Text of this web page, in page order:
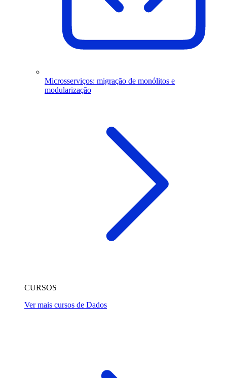
Microsserviços: migração de monólitos e
modularização
CURSOS
Ver mais cursos de Dados